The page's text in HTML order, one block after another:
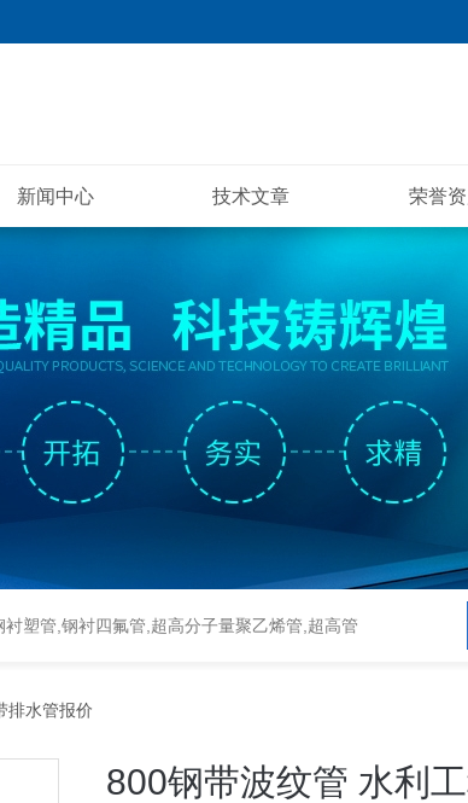
新闻中心 技术文章 荣誉
塑管,钢衬四氟管,超高分子量聚乙烯管,超高管
排水管报价
800钢带波纹管 水利